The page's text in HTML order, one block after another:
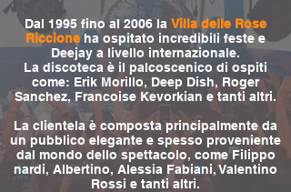
Dal 1995 fino al 2006 la Villa delle Rose
Riccioneha ospitato incredibili feste e
Deejay a livello internazionale.
La discoteca è il palcoscenico di ospiti
come: Erik Morillo, Deep Dish, Roger
Sanchez, Francoise Kevorkian e tanti altri.
La clientela è composta principalmente da
un pubblico elegante e spesso proveniente
dal mondo dello spettacolo, come Filippo
nardi, Albertino, Alessia Fabiani, Valentino
Rossi e tanti altri.